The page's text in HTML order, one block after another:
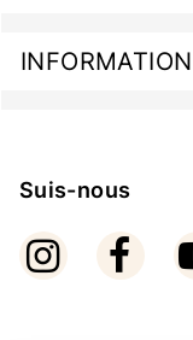
INFORMATION
Suis-nous